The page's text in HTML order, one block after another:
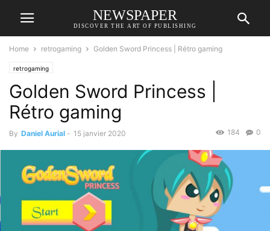
NEWSPAPER
DISCOVER THE ART OF PUBLISHING
Home retrogaming Golden Sword Princess | Rétro gaming
retrogaming
Golden Sword Princess |
Rétro gaming
By Daniel Aurial - 15 janvier 2020 0
184